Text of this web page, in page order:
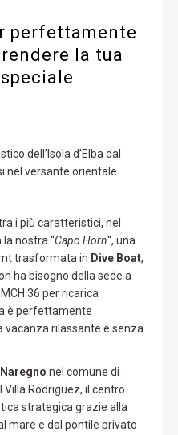
perfettamente
la tua
dell’Isola d’Elba dal
nel versante orientale
i più caratteristici, nel
nostra “Capo Horn“, una
trasformata in Dive Boat,
ha bisogno della sede a
36 per ricarica
è perfettamente
rilassante e senza
Naregno nel comune di
Villa Rodriguez, il centro
strategica grazie alla
mare e dal pontile privato